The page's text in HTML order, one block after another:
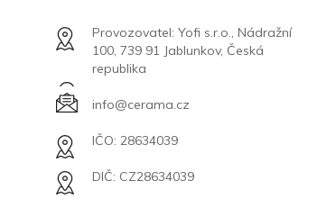
Provozovatel: Yofi s.r.o., Nádražní
100, 739 91 Jablunkov, Česká
republika
info@cerama.cz
IČO: 28634039
DIČ: CZ28634039